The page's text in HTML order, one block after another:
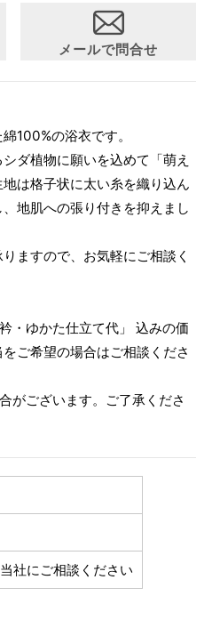
い方はお問い合わせくださ
メールで問合せ
100%の浴衣です。
ダ植物に願いを込めて「萌え
は格子状に太い糸を織り込ん
地肌への張り付きを抑えまし
ますので、お気軽にご相談く
・ゆかた仕立て代」 込みの価
ご希望の場合はご相談くださ
がございます。ご了承くださ
社にご相談ください